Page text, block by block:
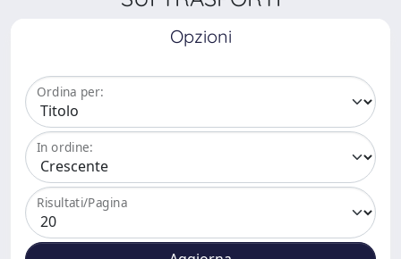
Opzioni
Ordina per:
In ordine:
Risultati/Pagina